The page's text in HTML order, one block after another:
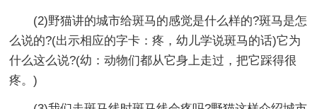
(2)野猫讲的城市给斑马的感觉是什么样的?斑马是怎
么说的?(出示相应的字卡：疼，幼儿学说斑马的话)它为
什么这么说?(幼：动物们都从它身上走过，把它踩得很
疼。)